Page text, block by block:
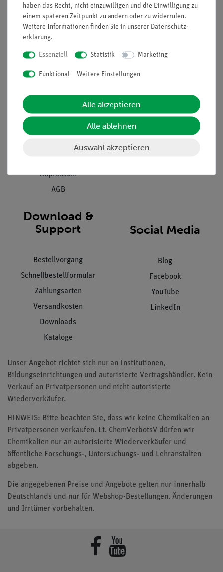
Informationen
Presse
Stellenangebote
Hinweisgeberschutz
Impressum
AGB
Inventarisierungs- &
Einräumservice
Inbetriebnahme & Schulungen
Download &
Support
Bestellvorgang
Schnellbestellformular
Zahlungsarten
Versandkosten
Downloads
Kataloge
Social Media
Blog
Facebook
YouTube
LinkedIn
Unser Angebot richtet sich nur an Institutionen,
Bildungseinrichtungen und autorisierte Vertragshändler. Kein
Verkauf an Privatpersonen und nicht autorisierte
Wiederverkäufer.
HINWEIS: Bitte beachten Sie, dass wir keine Chemikalien an
Privatpersonen verkaufen. Lt. ChemVerbotsV dürfen wir
Chemikalien nur an autorisierte Wiederverkäufer und
öffentliche Forschungs-, Untersuchungs- und Lehranstalten
abgeben.
Die angegebenen Preise und Angebote gelten nur innerhalb
Deutschlands und nur für Webshop-Bestellungen. Änderungen
und Irrtümer vorbehalten.
haben das Recht, nicht einzuwilligen und die Einwilligung zu
einem späteren Zeitpunkt zu ändern oder zu widerrufen.
Weitere Informationen finden Sie in unserer Daten­schutz­
erklärung.
Essenziell Statistik Marketing
Funktional Weitere Einstellungen
Alle akzeptieren
Alle ablehnen
Auswahl akzeptieren